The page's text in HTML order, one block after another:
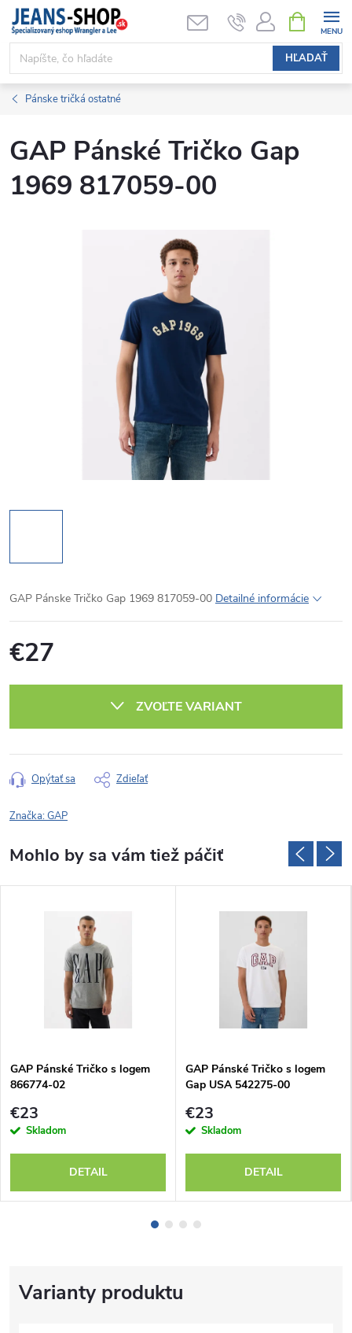
Prejsť
obsah
HĽADAŤ
KOŠÍK
Pánske tričká ostatné
GAP Pánské Tričko Gap
1969 817059-00
GAP Pánske Tričko Gap 1969 817059-00 Detailné informácie
€27
ZVOĽTE VARIANT
Opýtať sa Zdieľať
Značka:GAP
GAP Pánské Tričko s logem
866774-02
€23
Skladom
DETAIL
GAP Pánské Tričko s logem
Gap USA 542275-00
€23
Skladom
DETAIL